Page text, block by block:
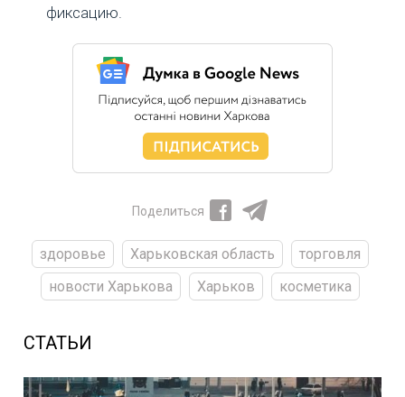
фиксацию.
Поделиться
здоровье Харьковская область
торговля
новости Харькова
Харьков косметика
СТАТЬИ